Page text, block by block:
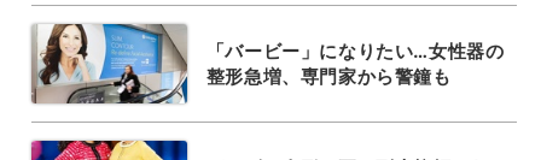
「バービー」になりたい…女性器の
整形急増、専門家から警鐘も